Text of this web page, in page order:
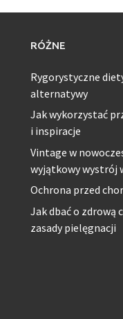
RÓŻNE
Rygorystyczne
alternatywy
Jak wykorzystać
i inspiracje
Vintage w
wyjątkowy wystrój
Ochrona przed
Jak dbać o zdrową
zasady pielęgnacji